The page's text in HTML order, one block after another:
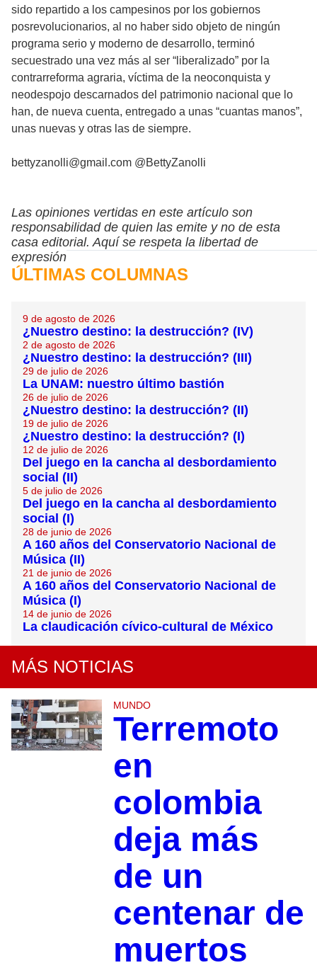
sido repartido a los campesinos por los gobiernos
posrevolucionarios, al no haber sido objeto de ningún
programa serio y moderno de desarrollo, terminó
secuestrado una vez más al ser “liberalizado” por la
contrarreforma agraria, víctima de la neoconquista y
neodespojo descarnados del patrimonio nacional que lo
han, de nueva cuenta, entregado a unas “cuantas manos”,
unas nuevas y otras las de siempre.
bettyzanolli@gmail.com @BettyZanolli
Las opiniones vertidas en este artículo son
responsabilidad de quien las emite y no de esta
casa editorial. Aquí se respeta la libertad de
expresión
ÚLTIMAS COLUMNAS
9 de agosto de 2026
¿Nuestro destino: la destrucción? (IV)
2 de agosto de 2026
¿Nuestro destino: la destrucción? (III)
29 de julio de 2026
La UNAM: nuestro último bastión
26 de julio de 2026
¿Nuestro destino: la destrucción? (II)
19 de julio de 2026
¿Nuestro destino: la destrucción? (I)
12 de julio de 2026
Del juego en la cancha al desbordamiento
social (II)
5 de julio de 2026
Del juego en la cancha al desbordamiento
social (I)
28 de junio de 2026
A 160 años del Conservatorio Nacional de
Música (II)
21 de junio de 2026
A 160 años del Conservatorio Nacional de
Música (I)
14 de junio de 2026
La claudicación cívico-cultural de México
MÁS NOTICIAS
MUNDO
Terremoto
en
colombia
deja más
de un
centenar de
muertos